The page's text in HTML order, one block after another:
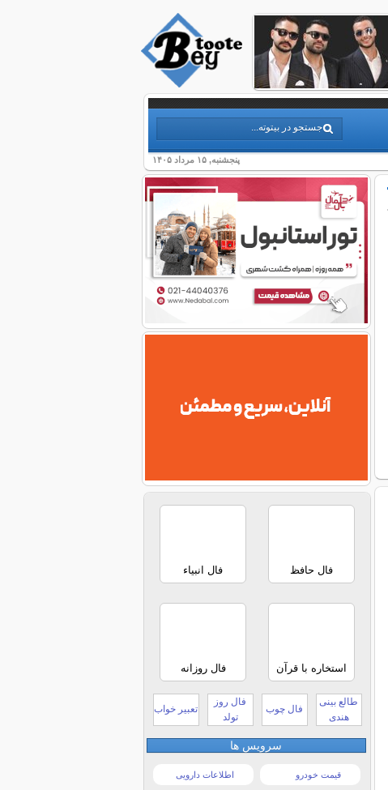
پنجشنبه, ۱۵ مرداد ۱۴۰۵
فال حافظ فال انبیاء
استخاره با قرآن فال روزانه
طالع بینی
هندی
فال چوب
فال روز
تولد
تعبیر خواب
سرویس ها
قیمت خودرو اطلاعات دارویی